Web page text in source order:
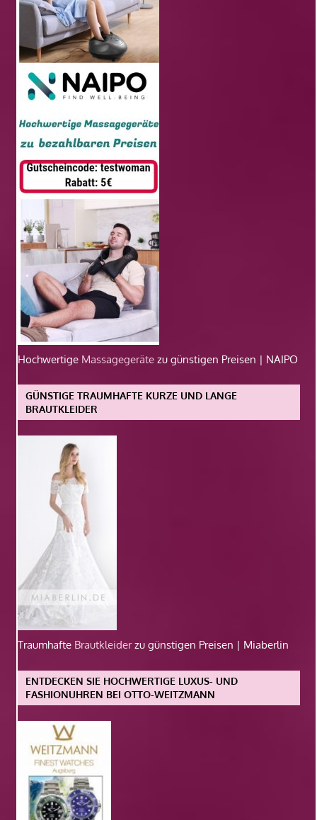
Hochwertige Massagegeräte zu günstigen Preisen | NAIPO
GÜNSTIGE TRAUMHAFTE KURZE UND LANGE
BRAUTKLEIDER
Traumhafte Brautkleiderzu günstigen Preisen | Miaberlin
ENTDECKEN SIE HOCHWERTIGE LUXUS- UND
FASHIONUHREN BEI OTTO-WEITZMANN